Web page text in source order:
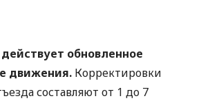
обновленное
движения. Корректировки
составляют от 1 до 7